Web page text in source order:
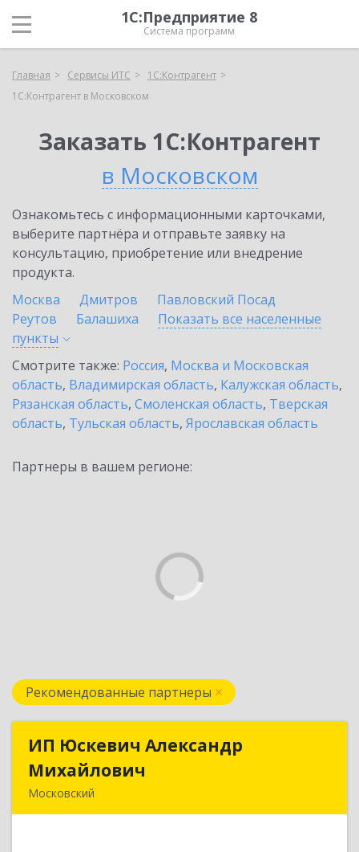
1С:Предприятие 8
Система программ
Главная Сервисы ИТС
1С:Контрагент
1С:Контрагент в Московском
Заказать 1С:Контрагент
в Московском
Ознакомьтесь с информационными карточками,
выберите партнёра и отправьте заявку на
консультацию, приобретение или внедрение
продукта.
Москва
Дмитров
Павловский Посад
Реутов
Балашиха
Показать все населенные
пункты
Смотрите также: Россия, Москва и Московская
область, Владимирская область, Калужская область,
Рязанская область, Смоленская область, Тверская
область, Тульская область, Ярославская область
Партнеры в вашем регионе:
Рекомендованные партнеры
ИП Юскевич Александр
Михайлович
Московский
ИП Юскевич Александр